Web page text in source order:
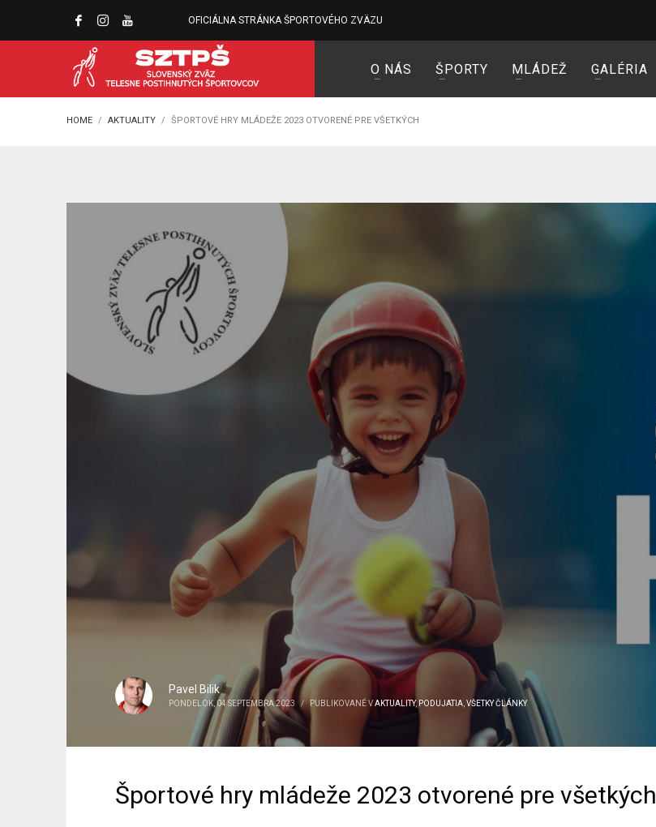
OFICIÁLNA STRÁNKA ŠPORTOVÉHO ZVÄZU
O NÁS ŠPORTY MLÁDEŽ GALÉRIA
HOME AKTUALITY ŠPORTOVÉ HRY MLÁDEŽE 2023 OTVORENÉ PRE VŠETKÝCH
Pavel Bilik
PONDELOK, 04 SEPTEMBRA 2023 / PUBLIKOVANÉ VAKTUALITY, PODUJATIA ,VŠETKY ČLÁNKY
Športové hry mládeže 2023 otvorené pre všetkých